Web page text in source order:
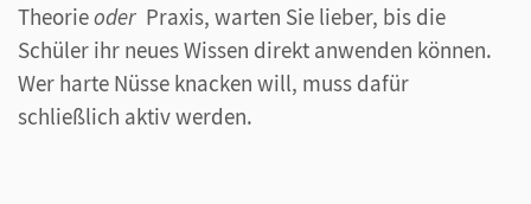
Theorieoder Praxis, warten Sie lieber, bis die
Schüler ihr neues Wissen direkt anwenden können.
Wer harte Nüsse knacken will, muss dafür
schließlich aktiv werden.